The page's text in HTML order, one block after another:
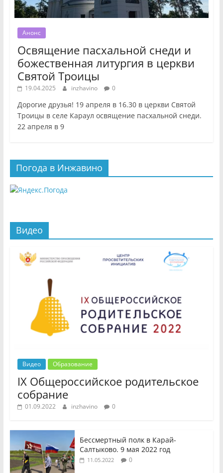
Анонс
Освящение пасхальной снеди и
божественная литургия в церкви
Святой Троицы
19.04.2025 inzhavino 0
Дорогие друзья! 19 апреля в 16.30 в церкви Святой
Троицы в селе Караул освящение пасхальной снеди.
22 апреля в 9
Погода в Инжавино
Видео
Видео Образование
IX Общероссийское родительское
собрание
01.09.2022 inzhavino 0
Бессмертный полк в Карай-
Салтыково. 9 мая 2022 год
11.05.2022 0